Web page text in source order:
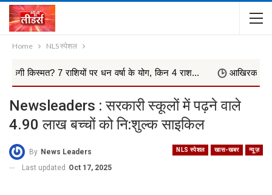
Home NLS स्पेशल
7 राशियों पर धन वर्षा के योग, किन 4 राश...
आखिरकार मांगी माफी
Newsleaders : सरकारी स्कूलों में पढ़ने वाले
4.90 लाख बच्चों को नि:शुल्क साइकिल
NLS स्पेशल खास-खबर न्यूज़
By News Leaders
Last updated Oct 17, 2025